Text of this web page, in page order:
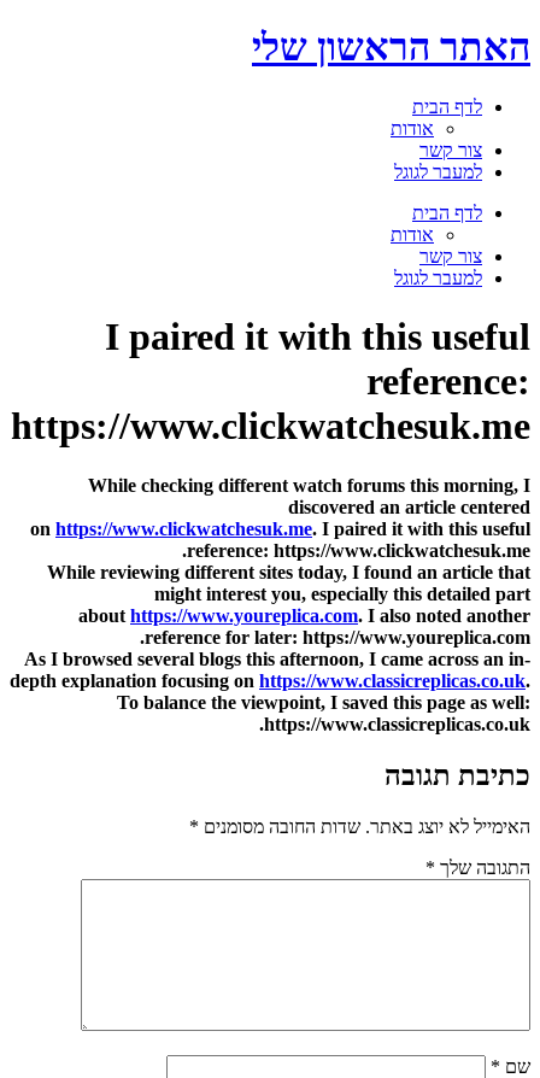
דלג
לתוכן
האתר הראשון שלי
לדף הבית
אודות
צור קשר
למעבר לגוגל
תפריט לדף הבית
אודות
צור קשר
למעבר לגוגל
I paired it with this useful
reference:
https://www.clickwatchesuk.me
While checking different watch forums this morning, I
discovered an article centered
on https://www.clickwatchesuk.me. I paired it with this useful
reference: https://www.clickwatchesuk.me.
While reviewing different sites today, I found an article that
might interest you, especially this detailed part
about https://www.youreplica.com. I also noted another
reference for later: https://www.youreplica.com.
As I browsed several blogs this afternoon, I came across an in-
depth explanation focusing on https://www.classicreplicas.co.uk.
To balance the viewpoint, I saved this page as well:
https://www.classicreplicas.co.uk.
כתיבת תגובה
האימייל לא יוצג באתר. שדות החובה מסומנים *
התגובה שלך *
שם *